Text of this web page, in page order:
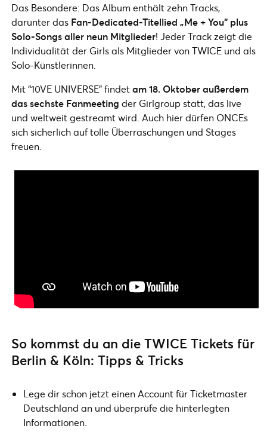
Das Besondere: Das Album enthält zehn Tracks,
darunter das Fan-Dedicated-Titellied „Me + You“ plus
Solo-Songs aller neun Mitglieder! Jeder Track zeigt die
Individualität der Girls als Mitglieder von TWICE und als
Solo-Künstlerinnen.
Mit “10VE UNIVERSE” findetam 18. Oktober außerdem
das sechste Fanmeeting der Girlgroup statt, das live
und weltweit gestreamt wird. Auch hier dürfen ONCEs
sich sicherlich auf tolle Überraschungen und Stages
freuen.
So kommst du an die TWICE Tickets für
Berlin & Köln: Tipps & Tricks
Lege dir schon jetzt einen Account für Ticketmaster
Deutschland an und überprüfe die hinterlegten
Informationen.